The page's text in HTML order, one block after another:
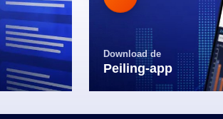
Download de
Peiling-app